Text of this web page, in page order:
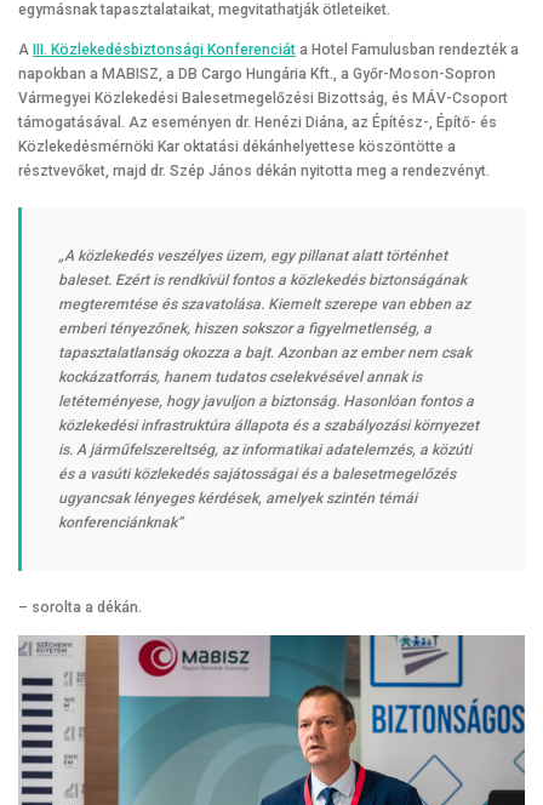
egymásnak tapasztalataikat, megvitathatják ötleteiket.
A III. Közlekedésbiztonsági Konferenciát a Hotel Famulusban rendezték a
napokban a MABISZ, a DB Cargo Hungária Kft., a Győr-Moson-Sopron
Vármegyei Közlekedési Balesetmegelőzési Bizottság, és MÁV-Csoport
támogatásával. Az eseményen dr. Henézi Diána, az Építész-, Építő- és
Közlekedésmérnöki Kar oktatási dékánhelyettese köszöntötte a
résztvevőket, majd dr. Szép János dékán nyitotta meg a rendezvényt.
„A közlekedés veszélyes üzem, egy pillanat alatt történhet
baleset. Ezért is rendkívül fontos a közlekedés biztonságának
megteremtése és szavatolása. Kiemelt szerepe van ebben az
emberi tényezőnek, hiszen sokszor a figyelmetlenség, a
tapasztalatlanság okozza a bajt. Azonban az ember nem csak
kockázatforrás, hanem tudatos cselekvésével annak is
letéteményese, hogy javuljon a biztonság. Hasonlóan fontos a
közlekedési infrastruktúra állapota és a szabályozási környezet
is. A járműfelszereltség, az informatikai adatelemzés, a közúti
és a vasúti közlekedés sajátosságai és a balesetmegelőzés
ugyancsak lényeges kérdések, amelyek szintén témái
konferenciánknak”
– sorolta a dékán.